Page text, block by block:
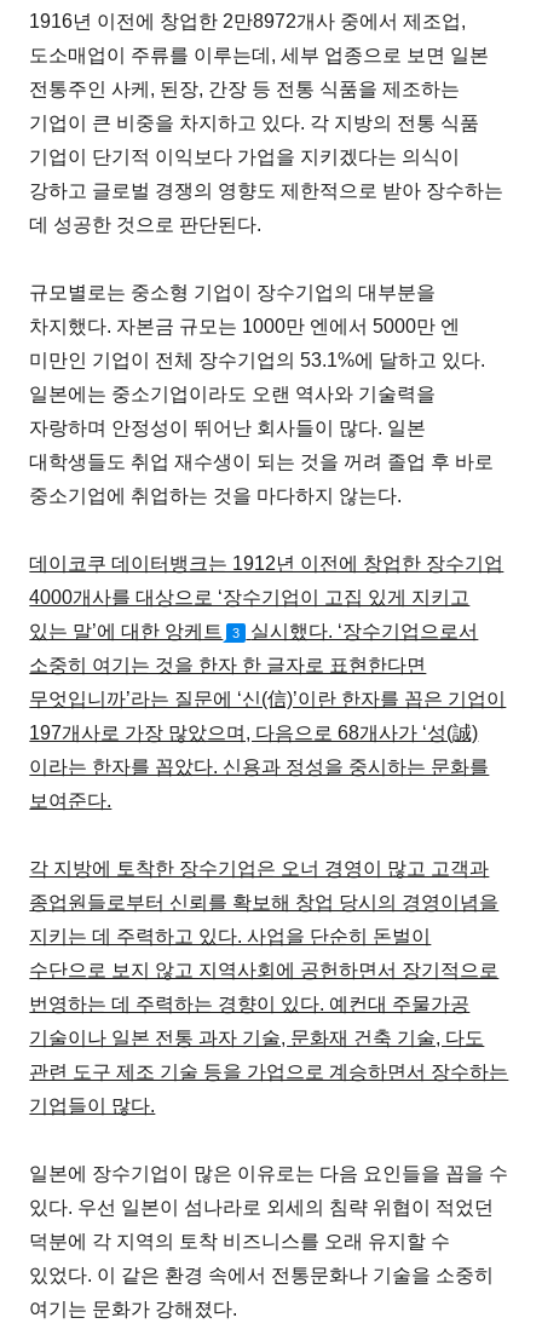
1916년 이전에 창업한 2만8972개사 중에서 제조업,
도소매업이 주류를 이루는데, 세부 업종으로 보면 일본
전통주인 사케, 된장, 간장 등 전통 식품을 제조하는
기업이 큰 비중을 차지하고 있다. 각 지방의 전통 식품
기업이 단기적 이익보다 가업을 지키겠다는 의식이
강하고 글로벌 경쟁의 영향도 제한적으로 받아 장수하는
데 성공한 것으로 판단된다.
규모별로는 중소형 기업이 장수기업의 대부분을
차지했다. 자본금 규모는 1000만 엔에서 5000만 엔
미만인 기업이 전체 장수기업의 53.1%에 달하고 있다.
일본에는 중소기업이라도 오랜 역사와 기술력을
자랑하며 안정성이 뛰어난 회사들이 많다. 일본
대학생들도 취업 재수생이 되는 것을 꺼려 졸업 후 바로
중소기업에 취업하는 것을 마다하지 않는다.
데이코쿠 데이터뱅크는 1912년 이전에 창업한 장수기업
4000개사를 대상으로 ‘장수기업이 고집 있게 지키고
있는 말’에 대한 앙케트
3
실시했다. ‘장수기업으로서
소중히 여기는 것을 한자 한 글자로 표현한다면
무엇입니까’라는 질문에 ‘신(信)’이란 한자를 꼽은 기업이
197개사로 가장 많았으며, 다음으로 68개사가 ‘성(誠)
이라는 한자를 꼽았다. 신용과 정성을 중시하는 문화를
보여준다.
각 지방에 토착한 장수기업은 오너 경영이 많고 고객과
종업원들로부터 신뢰를 확보해 창업 당시의 경영이념을
지키는 데 주력하고 있다. 사업을 단순히 돈벌이
수단으로 보지 않고 지역사회에 공헌하면서 장기적으로
번영하는 데 주력하는 경향이 있다. 예컨대 주물가공
기술이나 일본 전통 과자 기술, 문화재 건축 기술, 다도
관련 도구 제조 기술 등을 가업으로 계승하면서 장수하는
기업들이 많다.
일본에 장수기업이 많은 이유로는 다음 요인들을 꼽을 수
있다. 우선 일본이 섬나라로 외세의 침략 위협이 적었던
덕분에 각 지역의 토착 비즈니스를 오래 유지할 수
있었다. 이 같은 환경 속에서 전통문화나 기술을 소중히
여기는 문화가 강해졌다.